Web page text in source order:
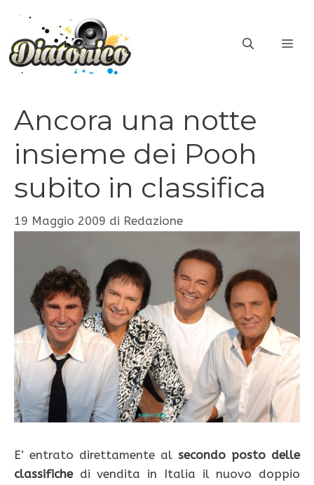
contenuto
Ancora una notte
insieme dei Pooh
subito in classifica
19 Maggio 2009 di Redazione
E’ entrato direttamente al secondo posto delle
classifichedi vendita in Italia il nuovo doppio